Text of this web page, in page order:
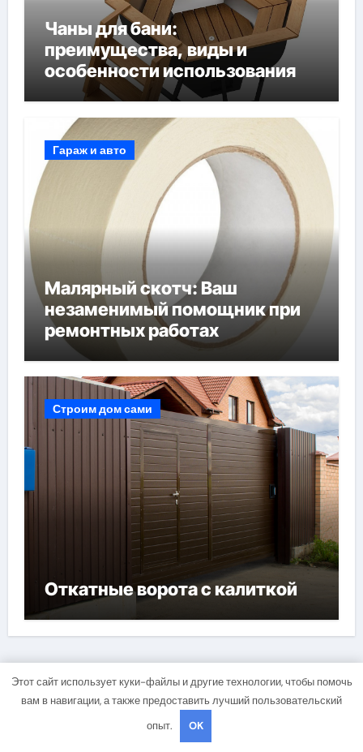
Чаны для бани:
преимущества, виды и
особенности использования
Гараж и авто
Малярный скотч: Ваш
незаменимый помощник при
ремонтных работах
Строим дом сами
Откатные ворота с калиткой
Строительная зона
Этот сайт использует куки-файлы и другие технологии, чтобы помочь
вам в навигации, а также предоставить лучший пользовательский
опыт.
OK